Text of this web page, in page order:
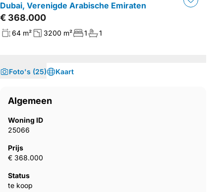
Dubai, Verenigde Arabische Emiraten
€ 368.000
64 m² 3200 m² 1 1
Foto's (25) Kaart
Algemeen
Woning ID
25066
Prijs
€ 368.000
Status
te koop